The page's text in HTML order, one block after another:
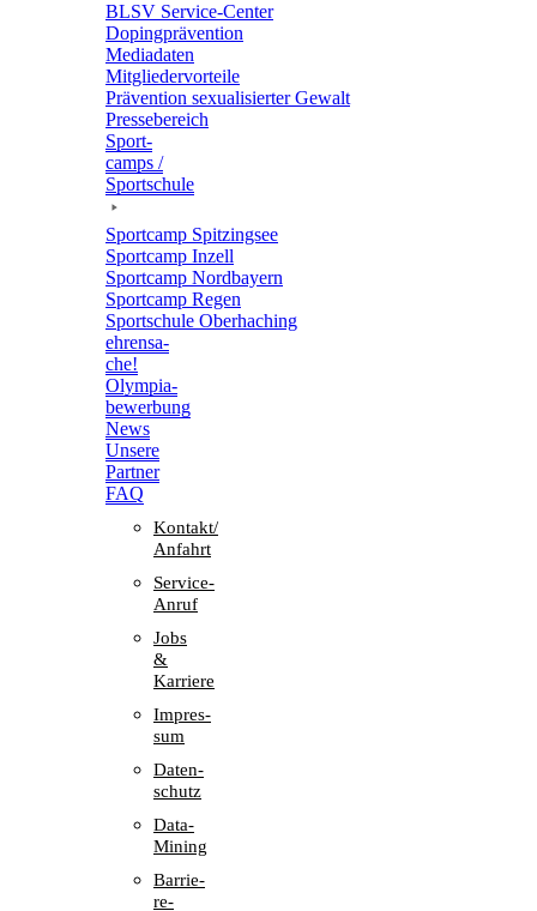
BLSV Service-Center
Doping­prä­ven­tion
Media­da­ten
Mitglie­der­vor­teile
Präven­tion sexua­li­sier­ter Gewalt
Pres­se­be­reich
Sport­
camps /
Sportschule
Sport­camp Spitzingsee
Sport­camp Inzell
Sport­camp Nordbayern
Sport­camp Regen
Sport­schule Oberhaching
ehren­sa­
che!
Olym­pia­
be­wer­bung
News
Unsere
Part­ner
FAQ
Kontakt/​​
Anfahrt
Service-
Anruf
Jobs
&
Karriere
Impres­
sum
Daten­
schutz
Data-
Mining
Barrie­
re­